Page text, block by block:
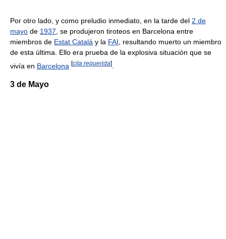
Por otro lado, y como preludio inmediato, en la tarde del 2 de
mayo de 1937 , se produjeron tiroteos en Barcelona entre
miembros de Estat Catalá y la FAI , resultando muerto un miembro
de esta última. Ello era prueba de la explosiva situación que se
vivía en Barcelona [cita requerida]
3 de Mayo